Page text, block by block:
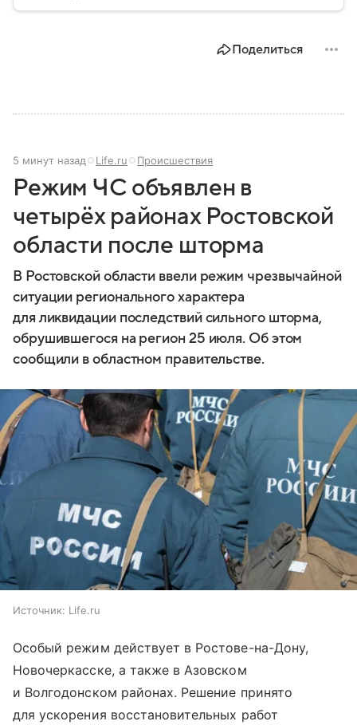
России, какие задачи выполняет министерство, как
Поделиться
5 минут назад Life.ru Происшествия
Режим ЧС объявлен в
четырёх районах Ростовской
области после шторма
В Ростовской области ввели режим чрезвычайной
ситуации регионального характера
для ликвидации последствий сильного шторма,
обрушившегося на регион 25 июля. Об этом
сообщили в областном правительстве.
Источник: Life.ru
Особый режим действует в Ростове-на-Дону,
Новочеркасске, а также в Азовском
и Волгодонском районах. Решение принято
для ускорения восстановительных работ